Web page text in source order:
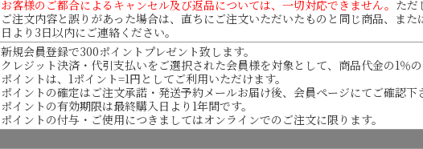
お客様のご都合によるキャンセル及び返品については、一切対応できません。 ただ
ご注文内容と誤りがあった場合は、直ちにご注文いただいたものと同じ商品、ま
日より3日以内にご連絡ください。
新規会員登録で300ポイントプレゼント致します。
クレジット決済・代引支払いをご選択された会員様を対象として、商品代金の1％の
ポイントは、1ポイント=1円としてご利用いただけます。
ポイントの確定はご注文承諾・発送予約メールお届け後、会員ページにてご確認下
ポイントの有効期限は最終購入日より1年間です。
ポイントの付与・ご使用につきましてはオンラインでのご注文に限ります。